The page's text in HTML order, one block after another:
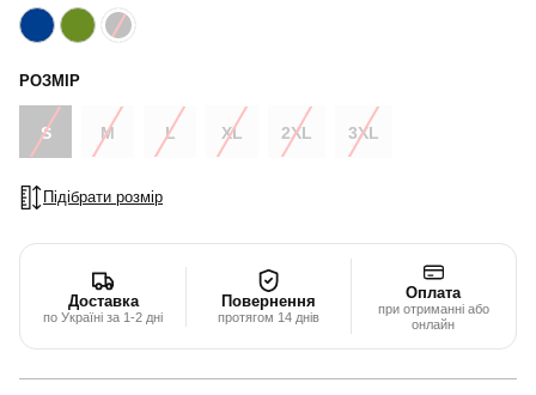
РОЗМІР
S M L XL 2XL 3XL
Підібрати розмір
Доставка
по Україні за 1-2 дні
Повернення
протягом 14 днів
Оплата
при отриманні або
онлайн